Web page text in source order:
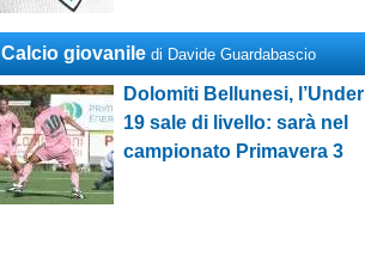
Calcio giovanile di Davide Guardabascio
Dolomiti Bellunesi, l’Under
19 sale di livello: sarà nel
campionato Primavera 3